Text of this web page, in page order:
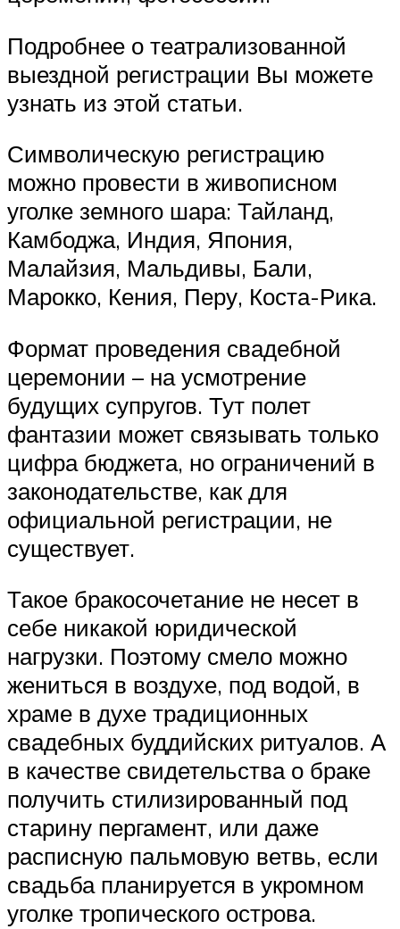
Подробнее о театрализованной
выездной регистрации Вы можете
узнать из этой статьи.
Символическую регистрацию
можно провести в живописном
уголке земного шара: Тайланд,
Камбоджа, Индия, Япония,
Малайзия, Мальдивы, Бали,
Марокко, Кения, Перу, Коста-Рика.
Формат проведения свадебной
церемонии – на усмотрение
будущих супругов. Тут полет
фантазии может связывать только
цифра бюджета, но ограничений в
законодательстве, как для
официальной регистрации, не
существует.
Такое бракосочетание не несет в
себе никакой юридической
нагрузки. Поэтому смело можно
жениться в воздухе, под водой, в
храме в духе традиционных
свадебных буддийских ритуалов. А
в качестве свидетельства о браке
получить стилизированный под
старину пергамент, или даже
расписную пальмовую ветвь, если
свадьба планируется в укромном
уголке тропического острова.